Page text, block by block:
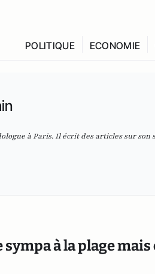
POLITIQUE ECONOMIE
à Paris. Il écrit des articles sur
à la plage mais